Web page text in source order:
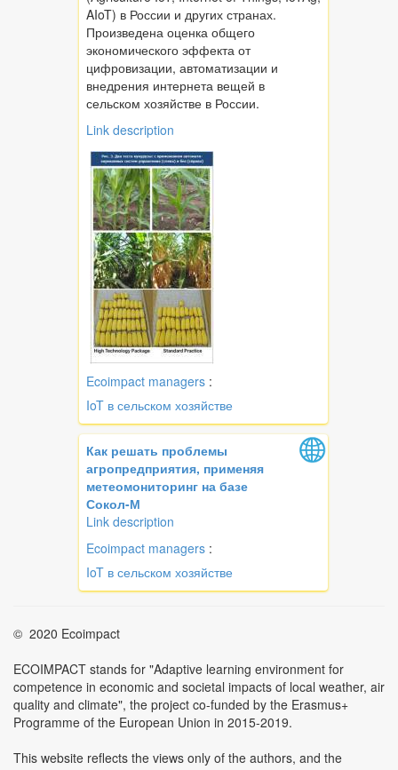
AIoT) в России и других странах.
Произведена оценка общего
экономического эффекта от
цифровизации, автоматизации и
внедрения интернета вещей в
сельском хозяйстве в России.
Link description
Ecoimpact managers :
IoT в сельском хозяйстве
Как решать проблемы
агропредприятия, применяя
метеомониторинг на базе
Сокол-М
Link description
Ecoimpact managers :
IoT в сельском хозяйстве
© 2020 Ecoimpact
ECOIMPACT stands for "Adaptive learning environment for
competence in economic and societal impacts of local weather, air
quality and climate", the project co-funded by the Erasmus+
Programme of the European Union in 2015-2019.
This website reflects the views only of the authors, and the